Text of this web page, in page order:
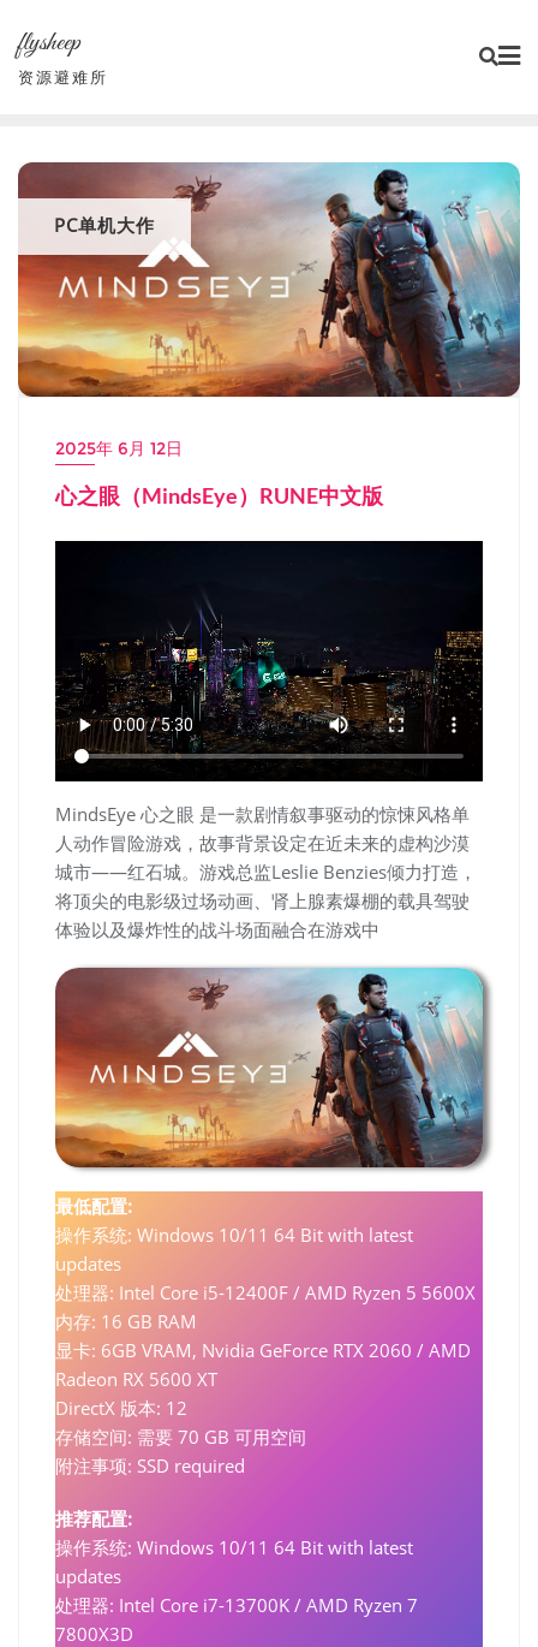
content
flysheep
资源避难所
PC单机大作
2025年 6月 12日
心之眼（MindsEye）RUNE中文版
MindsEye 心之眼 是一款剧情叙事驱动的惊悚风格单
人动作冒险游戏，故事背景设定在近未来的虚构沙漠
城市——红石城。游戏总监Leslie Benzies倾力打造，
将顶尖的电影级过场动画、肾上腺素爆棚的载具驾驶
体验以及爆炸性的战斗场面融合在游戏中
最低配置:
操作系统: Windows 10/11 64 Bit with latest
updates
处理器: Intel Core i5-12400F / AMD Ryzen 5 5600X
内存: 16 GB RAM
显卡: 6GB VRAM, Nvidia GeForce RTX 2060 / AMD
Radeon RX 5600 XT
DirectX 版本: 12
存储空间: 需要 70 GB 可用空间
附注事项: SSD required
推荐配置:
操作系统: Windows 10/11 64 Bit with latest
updates
处理器: Intel Core i7-13700K / AMD Ryzen 7
7800X3D